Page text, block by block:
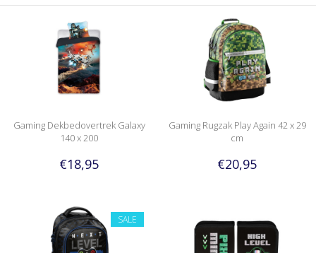
Gaming Dekbedovertrek Galaxy
140 x 200
€18,95
Gaming Rugzak Play Again 42 x 29
cm
€20,95
SALE